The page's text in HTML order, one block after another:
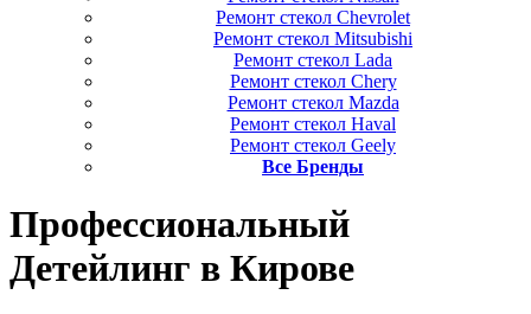
Ремонт стекол Chevrolet
Ремонт стекол Mitsubishi
Ремонт стекол Lada
Ремонт стекол Chery
Ремонт стекол Mazda
Ремонт стекол Haval
Ремонт стекол Geely
Все Бренды
Профессиональный
Детейлинг в Кирове